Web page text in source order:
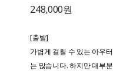
248,000원
[출발]
가볍게 걸칠 수 있는 아우터
는 많습니다. 하지만 대부분